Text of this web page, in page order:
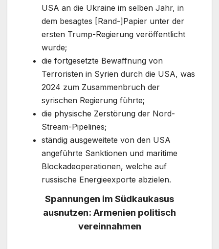
USA an die Ukraine im selben Jahr, in
dem besagtes [Rand-]Papier unter der
ersten Trump-Regierung veröffentlicht
wurde;
die fortgesetzte Bewaffnung von
Terroristen in Syrien durch die USA, was
2024 zum Zusammenbruch der
syrischen Regierung führte;
die physische Zerstörung der Nord-
Stream-Pipelines;
ständig ausgeweitete von den USA
angeführte Sanktionen und maritime
Blockadeoperationen, welche auf
russische Energieexporte abzielen.
Spannungen im Südkaukasus
ausnutzen: Armenien politisch
vereinnahmen